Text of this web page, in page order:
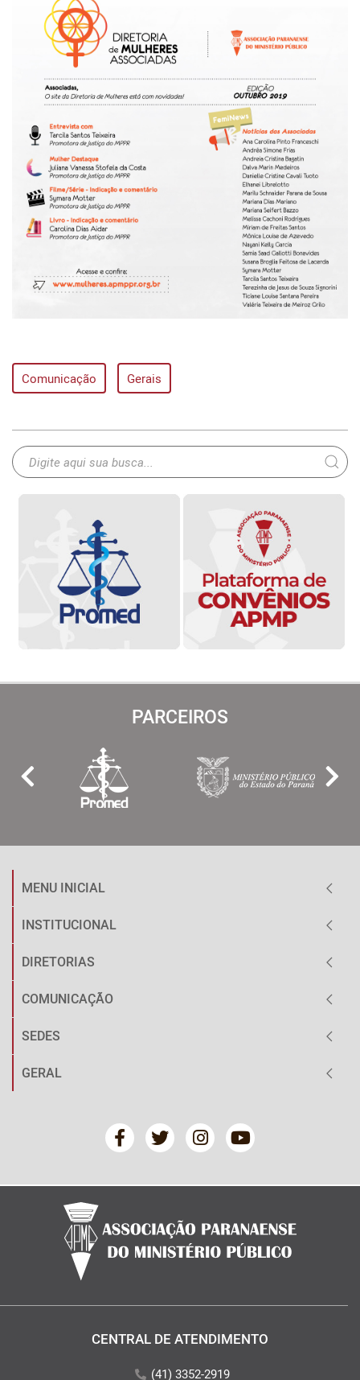
Comunicação Gerais
PARCEIROS
MENU INICIAL
INSTITUCIONAL
DIRETORIAS
COMUNICAÇÃO
SEDES
GERAL
CENTRAL DE ATENDIMENTO
(41) 3352-2919